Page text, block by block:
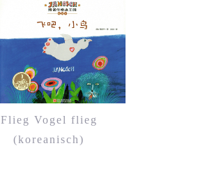
Flieg Vogel flieg
(koreanisch)